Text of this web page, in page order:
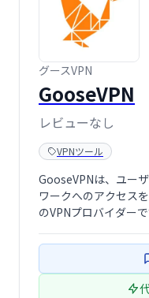
グースVPN
GooseVPN
レビューなし
VPNツール
GooseVPNは、ユー
ワークへのアクセス
のVPNプロバイダー
ただし、ロシア、ウ
プトを含むいくつか